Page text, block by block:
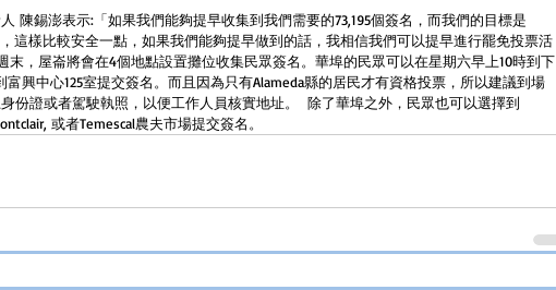
陳錫澎表示:「如果我們能夠提早收集到我們需要的73,195個簽名，而我們的目標是
這樣比較安全一點，如果我們能夠提早做到的話，我相信我們可以提早進行罷免投票活
末，屋崙將會在4個地點設置攤位收集民眾簽名。華埠的民眾可以在星期六早上10時到下
富興中心125室提交簽名。而且因為只有Alameda縣的居民才有資格投票，所以建議到場
份證或者駕駛執照，以便工作人員核實地址。  除了華埠之外，民眾也可以選擇到
或者Temescal農夫市場提交簽名。